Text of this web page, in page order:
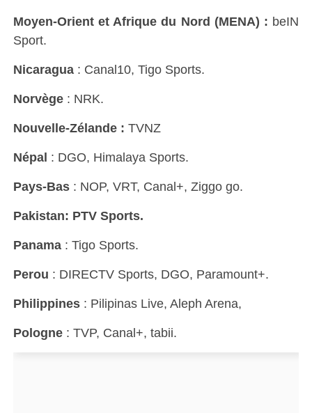
Moyen-Orient et Afrique du Nord (MENA) : beIN
Sport.
Nicaragua : Canal10, Tigo Sports.
Norvège : NRK.
Nouvelle-Zélande : TVNZ
Népal : DGO, Himalaya Sports.
Pays-Bas : NOP, VRT, Canal+, Ziggo go.
Pakistan: PTV Sports.
Panama : Tigo Sports.
Perou : DIRECTV Sports, DGO, Paramount+.
Philippines : Pilipinas Live, Aleph Arena,
Pologne : TVP, Canal+, tabii.